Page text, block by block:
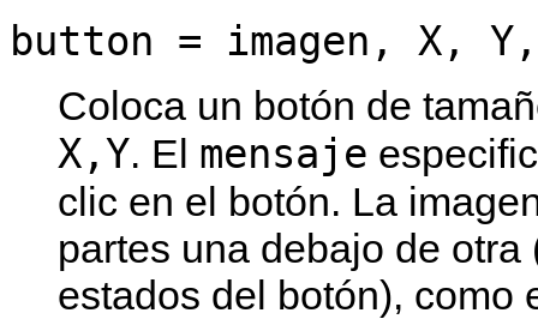
button = imagen, X,
Coloca un botón de
X,Y. El mensaje
clic en el botón. La
partes una debajo de
estados del botón), como